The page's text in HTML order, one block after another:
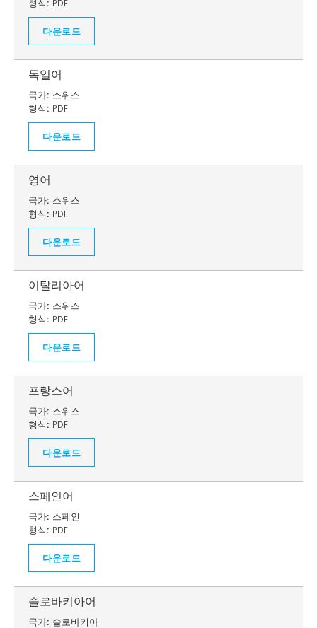
형식: PDF
다운로드
독일어
국가: 스위스
형식: PDF
다운로드
영어
국가: 스위스
형식: PDF
다운로드
이탈리아어
국가: 스위스
형식: PDF
다운로드
프랑스어
국가: 스위스
형식: PDF
다운로드
스페인어
국가: 스페인
형식: PDF
다운로드
슬로바키아어
국가: 슬로바키아